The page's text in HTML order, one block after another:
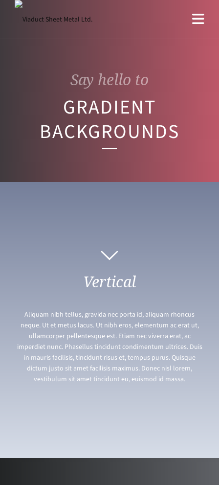
Say hello to
GRADIENT
BACKGROUNDS
Vertical
Aliquam nibh tellus, gravida nec porta id, aliquam rhoncus
neque. Ut et metus lacus. Ut nibh eros, elementum ac erat ut,
ullamcorper pellentesque est. Etiam nec viverra erat, ac
imperdiet nunc. Phasellus tincidunt condimentum ultrices. Duis
in mauris facilisis, tincidunt risus et, tempus purus. Quisque
dictum justo sit amet facilisis maximus. Donec nisl lorem,
vestibulum sit amet tincidunt eu, euismod id massa.